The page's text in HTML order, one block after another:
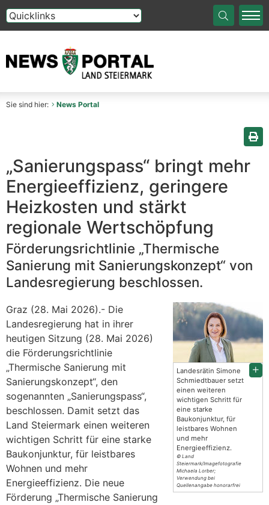
Die Auswahl einer Option im Select-Element führt auf
Sie sind hier: News Portal
„Sanierungspass“ bringt mehr
Energieeffizienz, geringere
Heizkosten und stärkt
regionale Wertschöpfung
Förderungsrichtlinie „Thermische
Sanierung mit Sanierungskonzept“ von
Landesregierung beschlossen.
Landesrätin Simone
Schmiedtbauer setzt
einen weiteren
wichtigen Schritt für
eine starke
Baukonjunktur, für
leistbares Wohnen
und mehr
Energieeffizienz.
© Land
Steiermark/Imagefotografie
Michaela Lorber;
Verwendung bei
Quellenangabe honorarfrei
Graz (28. Mai 2026).- Die
Landesregierung hat in ihrer
heutigen Sitzung (28. Mai 2026)
die Förderungsrichtlinie
„Thermische Sanierung mit
Sanierungskonzept“, den
sogenannten „Sanierungspass“,
beschlossen. Damit setzt das
Land Steiermark einen weiteren
wichtigen Schritt für eine starke
Baukonjunktur, für leistbares
Wohnen und mehr
Energieeffizienz. Die neue
Förderung „Thermische Sanierung